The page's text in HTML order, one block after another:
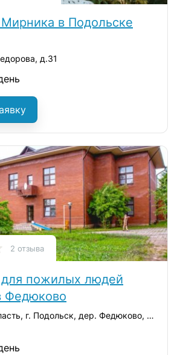
Пансионат Мирника в Подольске
д.31
2 отзыва
для пожилых людей
Федюково
Московская область, г. Подольск, дер. Федюково, ул. Зеленая